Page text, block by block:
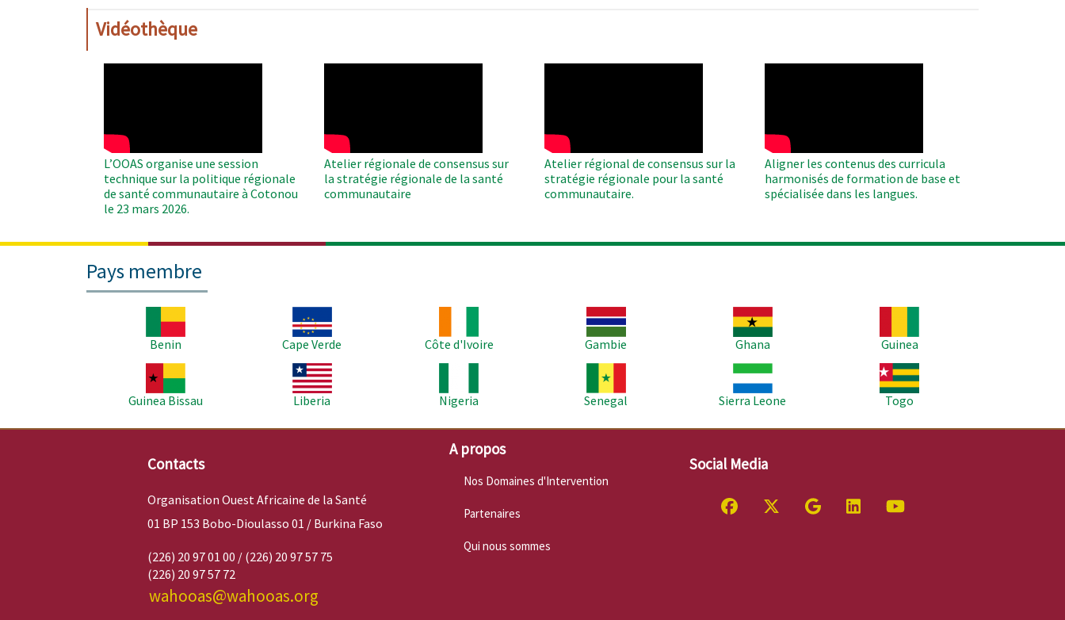
Vidéothèque
L’OOAS organise une session
technique sur la politique régionale
de santé communautaire à Cotonou
le 23 mars 2026.
Atelier régionale de consensus sur
la stratégie régionale de la santé
communautaire
Atelier régional de consensus sur la
stratégie régionale pour la santé
communautaire.
Aligner les contenus des curricula
harmonisés de formation de base et
spécialisée dans les langues.
Pays membre
Benin
Cape Verde
Côte d'Ivoire
Gambie
Ghana
Guinea
Guinea Bissau
Liberia
Nigeria
Senegal
Sierra Leone
Togo
Contacts
Organisation Ouest Africaine de la Santé
01 BP 153 Bobo-Dioulasso 01 / Burkina Faso
(226) 20 97 01 00 / (226) 20 97 57 75
(226) 20 97 57 72
wahooas@wahooas.org
A propos
Nos Domaines d'Intervention
Partenaires
Qui nous sommes
Social Media